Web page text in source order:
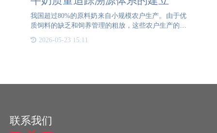
我国超过80%的原料奶来自小规模农户生产。由于优
质饲料的缺乏和饲养管理的粗放，这些农户生产的牛
小农户的原料奶来生产乳制品，这种方式难以从根本
2026-05-23 15:11
联系我们